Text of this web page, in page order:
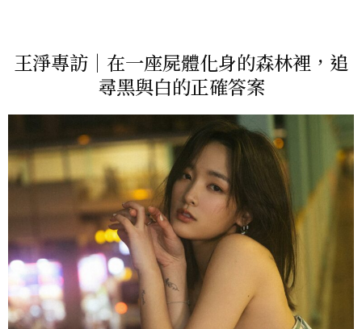
王淨專訪｜在一座屍體化身的森林裡，追
尋黑與白的正確答案